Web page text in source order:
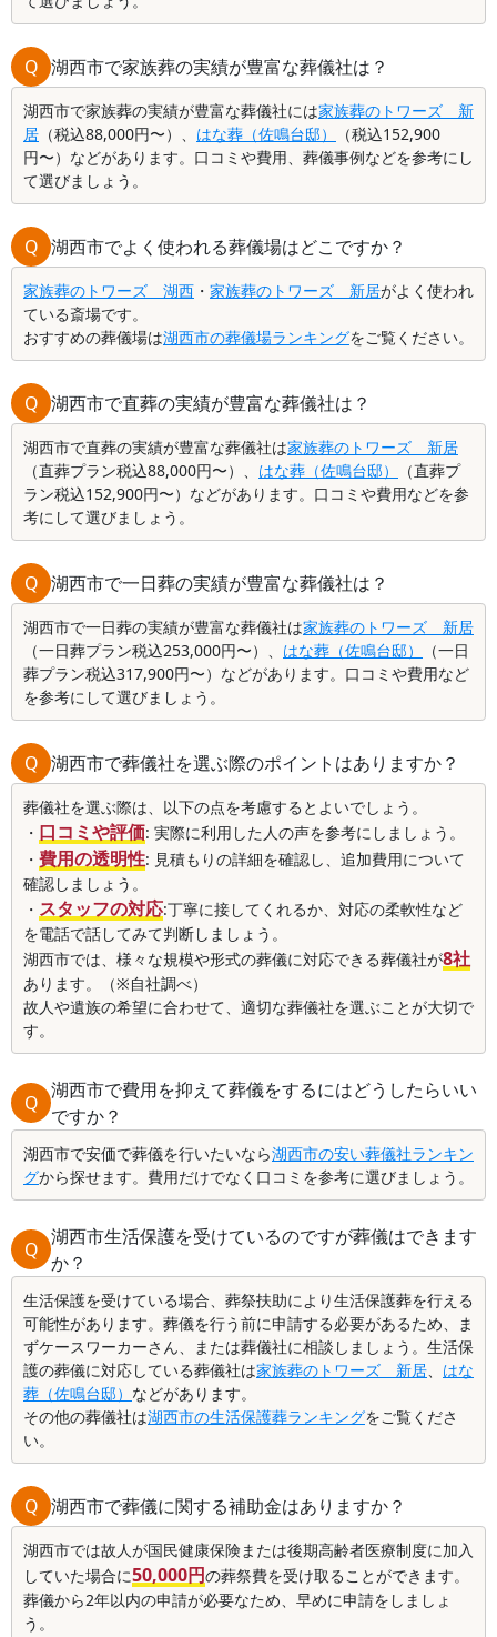
Q 湖西市で家族葬の実績が豊富な葬儀社は？
湖西市で家族葬の実績が豊富な葬儀社には家族葬のトワーズ 新
居 （税込88,000円〜）、 はな葬（佐鳴台邸）
（税込152,900
円〜）などがあります。口コミや費用、葬儀事例などを参考にし
て選びましょう。
Q 湖西市でよく使われる葬儀場はどこですか？
家族葬のトワーズ 湖西 ・ 家族葬のトワーズ 新居がよく使われ
ている斎場です。
おすすめの葬儀場は湖西市の葬儀場ランキングをご覧ください。
Q 湖西市で直葬の実績が豊富な葬儀社は？
湖西市で直葬の実績が豊富な葬儀社は家族葬のトワーズ 新居
（直葬プラン税込88,000円〜）、 はな葬（佐鳴台邸）
（直葬プ
ラン税込152,900円〜）などがあります。口コミや費用などを参
考にして選びましょう。
Q 湖西市で一日葬の実績が豊富な葬儀社は？
湖西市で一日葬の実績が豊富な葬儀社は家族葬のトワーズ 新居
（一日葬プラン税込253,000円〜）、 はな葬（佐鳴台邸）
（一日
葬プラン税込317,900円〜）などがあります。口コミや費用など
を参考にして選びましょう。
Q 湖西市で葬儀社を選ぶ際のポイントはありますか？
葬儀社を選ぶ際は、以下の点を考慮するとよいでしょう。
・ 口コミや評価: 実際に利用した人の声を参考にしましょう。
・ 費用の透明性: 見積もりの詳細を確認し、追加費用について
確認しましょう。
・ スタッフの対応:丁寧に接してくれるか、対応の柔軟性など
を電話で話してみて判断しましょう。
湖西市では、様々な規模や形式の葬儀に対応できる葬儀社が8社
あります。（※自社調べ）
故人や遺族の希望に合わせて、適切な葬儀社を選ぶことが大切で
す。
Q
湖西市で費用を抑えて葬儀をするにはどうしたらいい
ですか？
湖西市で安価で葬儀を行いたいなら湖西市の安い葬儀社ランキン
グから探せます。費用だけでなく口コミを参考に選びましょう。
Q
湖西市生活保護を受けているのですが葬儀はできます
か？
生活保護を受けている場合、葬祭扶助により生活保護葬を行える
可能性があります。葬儀を行う前に申請する必要があるため、ま
ずケースワーカーさん、または葬儀社に相談しましょう。生活保
護の葬儀に対応している葬儀社は家族葬のトワーズ 新居、 はな
葬（佐鳴台邸） などがあります。
その他の葬儀社は湖西市の生活保護葬ランキングをご覧くださ
い。
Q 湖西市で葬儀に関する補助金はありますか？
湖西市では故人が国民健康保険または後期高齢者医療制度に加入
していた場合に50,000円の葬祭費を受け取ることができます。
葬儀から2年以内の申請が必要なため、早めに申請をしましょ
う。